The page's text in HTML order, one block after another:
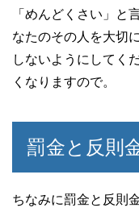
「めんどくさい」と
なたのその人を大切
しないようにしてく
くなりますので。
罰金と反則
ちなみに罰金と反則